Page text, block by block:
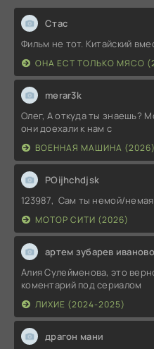
Стас
Фильм не тот. Китайский
ОНА ЕСТ ТОЛЬКО МЯСО
merar3k
Олег, А откуда ты знаешь?
они доехали к нам с
ВОЕННАЯ МАШИНА (2026)
POijhchdjsk
123987, Сам ты немой/
МОТОР СИТИ (2026)
артем зубарев
Алия Сулейменова, это
коментарий под сериалом
ЛИХИЕ (2024-2025)
драгон мани